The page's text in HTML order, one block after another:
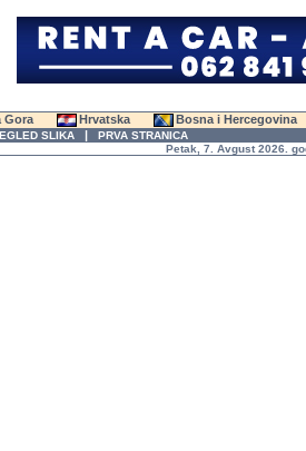
Gora Hrvatska Bosna i Hercegovina
SLIKA | PRVA STRANICA
Petak, 7. Avgust 2026. godine